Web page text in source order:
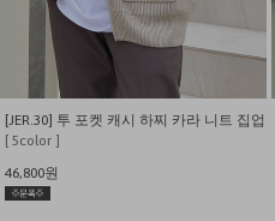
[JER.30] 투 포켓 캐시 하찌 카라 니트 집업
[ 5color ]
46,800원